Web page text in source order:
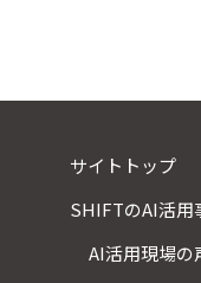
サイトトップ
SHIFTのAI活用
AI活用現場の